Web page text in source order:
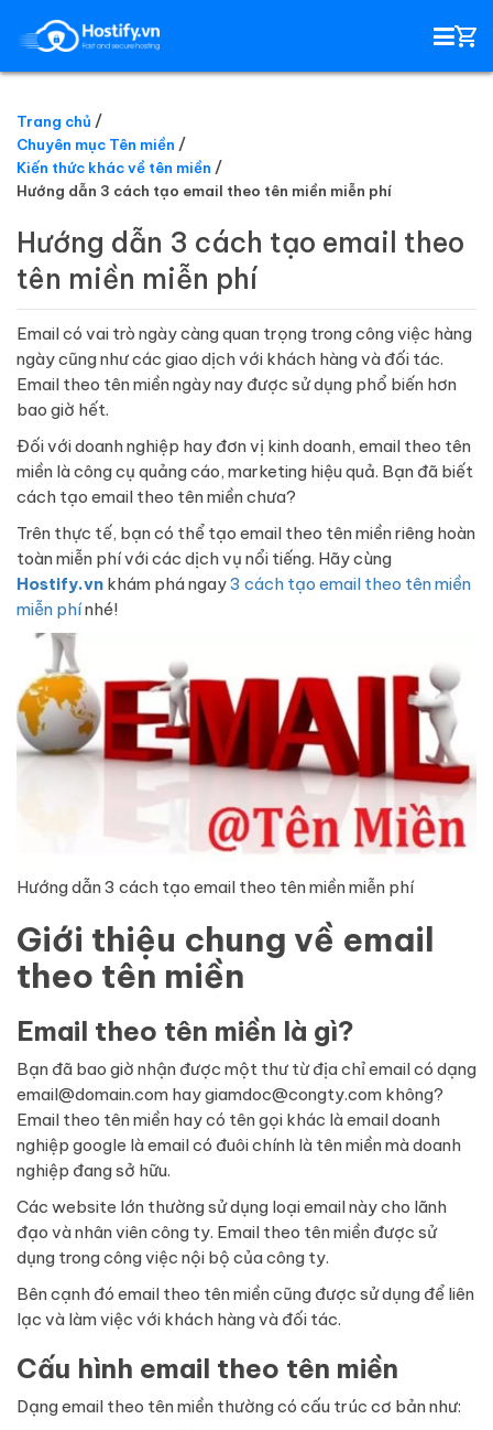
HOSTING
EMAIL SERVER
SSL
Trang chủ
Chuyên mục Tên miền
Kiến thức khác về tên miền
Hướng dẫn 3 cách tạo email theo tên miền miễn phí
Hướng dẫn 3 cách tạo email theo
tên miền miễn phí
Email có vai trò ngày càng quan trọng trong công việc hàng
ngày cũng như các giao dịch với khách hàng và đối tác.
Email theo tên miền ngày nay được sử dụng phổ biến hơn
bao giờ hết.
Đối với doanh nghiệp hay đơn vị kinh doanh, email theo tên
miền là công cụ quảng cáo, marketing hiệu quả. Bạn đã biết
cách tạo email theo tên miền chưa?
Trên thực tế, bạn có thể tạo email theo tên miền riêng hoàn
toàn miễn phí với các dịch vụ nổi tiếng. Hãy cùng
Hostify.vn khám phá ngay3 cách tạo email theo tên miền
miễn phínhé!
Hướng dẫn 3 cách tạo email theo tên miền miễn phí
Giới thiệu chung về email
theo tên miền
Email theo tên miền là gì?
Bạn đã bao giờ nhận được một thư từ địa chỉ email có dạng
email@domain.com haygiamdoc@congty.com không?
Email theo tên miền hay có tên gọi khác là email doanh
nghiệp google là email có đuôi chính là tên miền mà doanh
nghiệp đang sở hữu.
Các website lớn thường sử dụng loại email này cho lãnh
đạo và nhân viên công ty. Email theo tên miền được sử
dụng trong công việc nội bộ của công ty.
Bên cạnh đó email theo tên miền cũng được sử dụng để liên
lạc và làm việc với khách hàng và đối tác.
Cấu hình email theo tên miền
Dạng email theo tên miền thường có cấu trúc cơ bản như: